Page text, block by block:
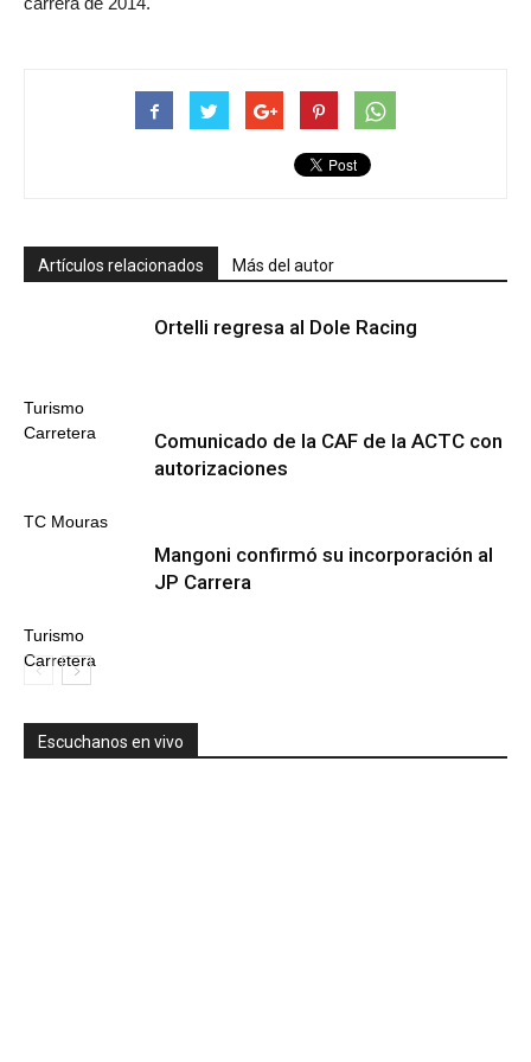
Artículos relacionados Más del autor
Turismo
Carretera
Ortelli regresa al Dole Racing
TC Mouras
Comunicado de la CAF de la ACTC con
autorizaciones
Turismo
Carretera
Mangoni confirmó su incorporación al
JP Carrera
Escuchanos en vivo